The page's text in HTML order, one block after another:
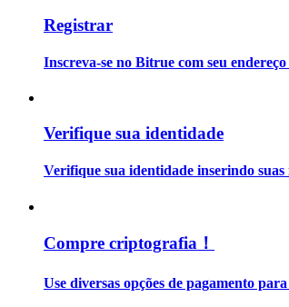
Informação
Análise de big data, incluindo informações
Registrar
Inscreva-se no Bitrue com seu
Verifique sua identidade
Verifique sua identidade inserindo
Compre criptografia！
Use diversas opções de pagamento